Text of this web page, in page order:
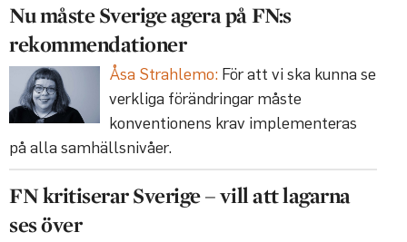
Nu måste Sverige agera på FN:s
rekommendationer
Åsa Strahlemo: För att vi ska kunna se
verkliga förändringar måste
konventionens krav implementeras
på alla samhällsnivåer.
FN kritiserar Sverige – vill att lagarna
ses över